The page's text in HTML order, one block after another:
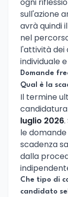
sull'azione
avrà quindi
nel
l'attività dei
individuale
Domande
Qual è la
Il termine
luglio 2026
le
scadenza
dalla
Che tipo di
candidato